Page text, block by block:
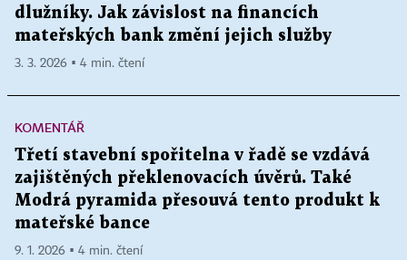
dlužníky. Jak závislost na financích
mateřských bank změní jejich služby
3. 3. 2026 ▪ 4 min. čtení
KOMENTÁŘ
Třetí stavební spořitelna v řadě se vzdává
zajištěných překlenovacích úvěrů. Také
Modrá pyramida přesouvá tento produkt k
mateřské bance
9. 1. 2026 ▪ 4 min. čtení